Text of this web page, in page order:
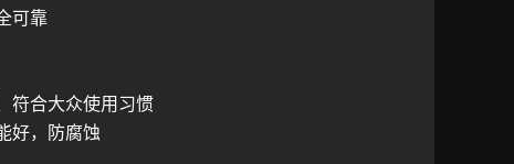
可靠
符合大众使用习惯
好，防腐蚀